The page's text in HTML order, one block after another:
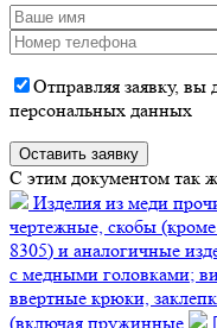
Отправляя заявку, вы
персональных данных
C этим документом так
Изделия из меди
чертежные, скобы
8305) и аналогичные
с медными головками;
ввертные крюки,
(включая пружинные